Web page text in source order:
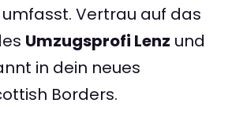
Vertrau auf das
Umzugsprofi Lenz und
in dein neues
Borders.